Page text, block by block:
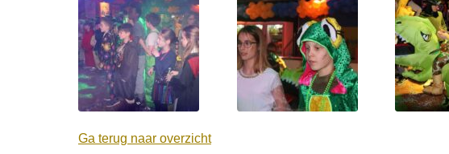
Ga terug naar overzicht